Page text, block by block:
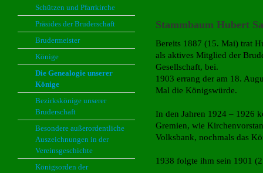
Schützen und Pfarrkirche
Präsides der Bruderschaft
Brudermeister
Könige
Die Genealogie unserer
Könige
Bezirkskönige unserer
Bruderschaft
Besondere außerordentliche
Auszeichnungen in der
Vereinsgeschichte
Königsorden der
Stammbaum Hubert
Bereits 1887 (15. Mai) trat
als aktives Mitglied der
Gesellschaft, bei.
1903 errang der am 18.
Mal die Königswürde.
In den Jahren 1924 – 1926
Gremien, wie
Volksbank, nochmals das
1938 folgte ihm sein 1901